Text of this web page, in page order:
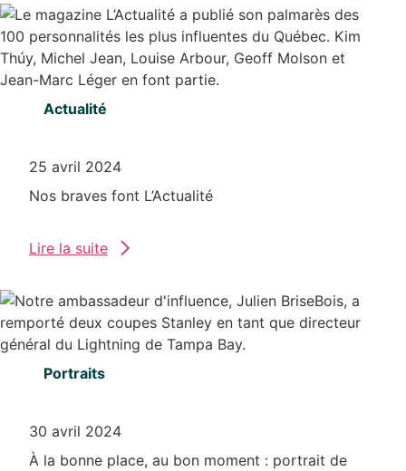
Actualité
25 avril 2024
Nos braves font L’Actualité
Lire la suite
Portraits
30 avril 2024
À la bonne place, au bon moment : portrait de